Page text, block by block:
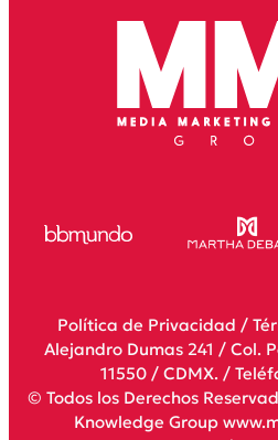
Política de Privacidad /
Alejandro Dumas 241 / Col.
11550 / CDMX. /
© Todos los Derechos
Knowledge Group